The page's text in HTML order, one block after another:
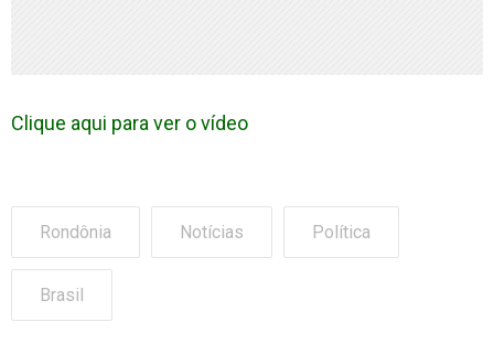
Clique aqui para ver o vídeo
Rondônia Notícias Política
Brasil